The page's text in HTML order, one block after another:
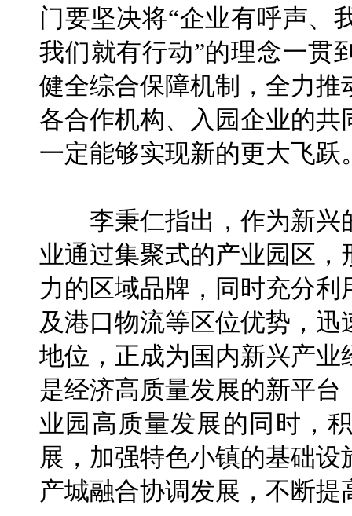
门要坚决将“企业有呼声、
我们就有行动”的理念一贯
健全综合保障机制，全力
各合作机构、入园企业的
一定能够实现新的更大飞跃
李秉仁指出，作为新兴
业通过集聚式的产业园区
力的区域品牌，同时充分
及港口物流等区位优势，
地位，正成为国内新兴产
是经济高质量发展的新平
业园高质量发展的同时，
展，加强特色小镇的基础
产城融合协调发展，不断